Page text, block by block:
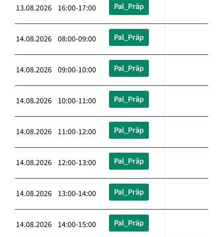
13.08.2026 16:00-17:00 Pal_Präp
14.08.2026 08:00-09:00 Pal_Präp
14.08.2026 09:00-10:00 Pal_Präp
14.08.2026 10:00-11:00 Pal_Präp
14.08.2026 11:00-12:00 Pal_Präp
14.08.2026 12:00-13:00 Pal_Präp
14.08.2026 13:00-14:00 Pal_Präp
14.08.2026 14:00-15:00 Pal_Präp